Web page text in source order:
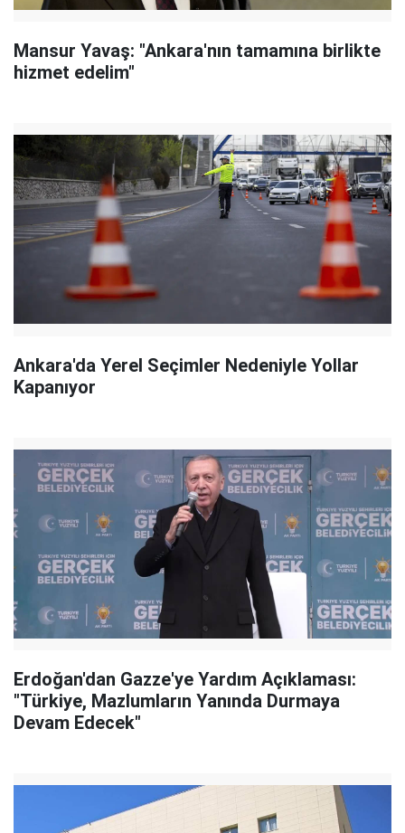
Mansur Yavaş: "Ankara'nın tamamına birlikte
hizmet edelim"
Ankara'da Yerel Seçimler Nedeniyle Yollar
Kapanıyor
Erdoğan'dan Gazze'ye Yardım Açıklaması:
"Türkiye, Mazlumların Yanında Durmaya
Devam Edecek"